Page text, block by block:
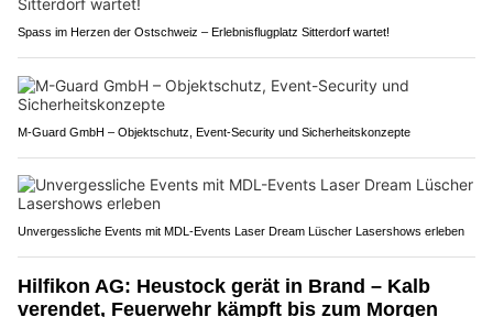
Spass im Herzen der Ostschweiz – Erlebnisflugplatz Sitterdorf wartet!
M-Guard GmbH – Objektschutz, Event-Security und Sicherheitskonzepte
Unvergessliche Events mit MDL-Events Laser Dream Lüscher Lasershows erleben
Hilfikon AG: Heustock gerät in Brand – Kalb
verendet, Feuerwehr kämpft bis zum Morgen